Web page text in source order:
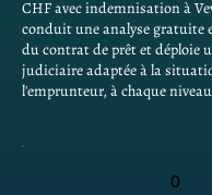
CHF avec indemnisation à
conduit une analyse gratuite
du contrat de prêt et déploie
judiciaire adaptée à la
l'emprunteur, à chaque
0